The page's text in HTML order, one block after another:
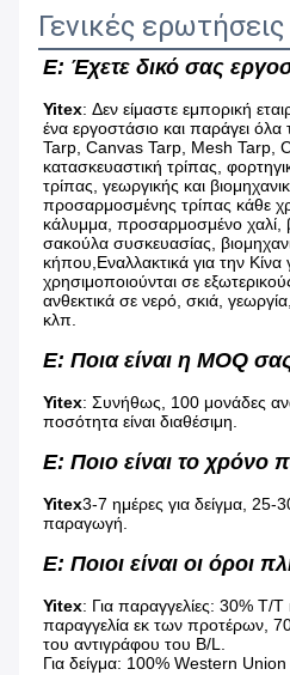
Γενικές ερωτήσεις
Ε: Έχετε δικό σας
Yitex: Δεν είμαστε εμπορική
ένα εργοστάσιο και παράγει
Tarp, Canvas Tarp, Mesh Tarp,
κατασκευαστική τρίπας,
τρίπας, γεωργικής και
προσαρμοσμένης τρίπας κάθε
κάλυμμα, προσαρμοσμένο χαλί,
σακούλα συσκευασίας,
κήπου,Εναλλακτικά για την
χρησιμοποιούνται σε
ανθεκτικά σε νερό, σκιά,
κλπ.
Ε: Ποια είναι η MOQ
Yitex: Συνήθως, 100 μονάδες
ποσότητα είναι διαθέσιμη.
Ε: Ποιο είναι το χρόνο
Yitex3-7 ημέρες για δείγμα, 25-
παραγωγή.
Ε: Ποιοι είναι οι όροι
Yitex: Για παραγγελίες: 30% T/
παραγγελία εκ των προτέρων,
του αντιγράφου του B/L.
Για δείγμα: 100% Western